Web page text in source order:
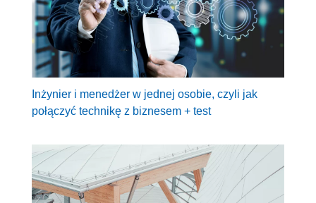
Inżynier i menedżer w jednej osobie, czyli jak
połączyć technikę z biznesem + test